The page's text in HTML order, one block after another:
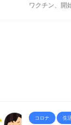
ワクチン、
コロナ 生